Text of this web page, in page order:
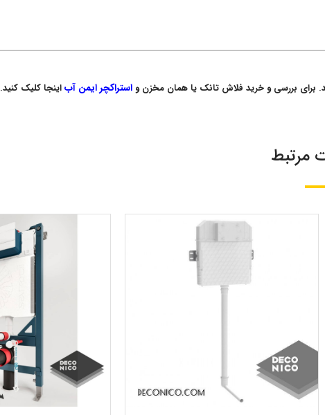
برای بررسی و خرید فلاش تانک یا همان مخزن و استراکچرایمن آباینجا کلیک کنید.
مرتبط